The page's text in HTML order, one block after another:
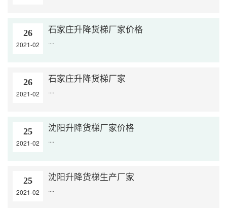
26
2021-02
石家庄升降货梯厂家价格
....
26
2021-02
石家庄升降货梯厂家
....
25
2021-02
沈阳升降货梯厂家价格
....
25
2021-02
沈阳升降货梯生产厂家
....